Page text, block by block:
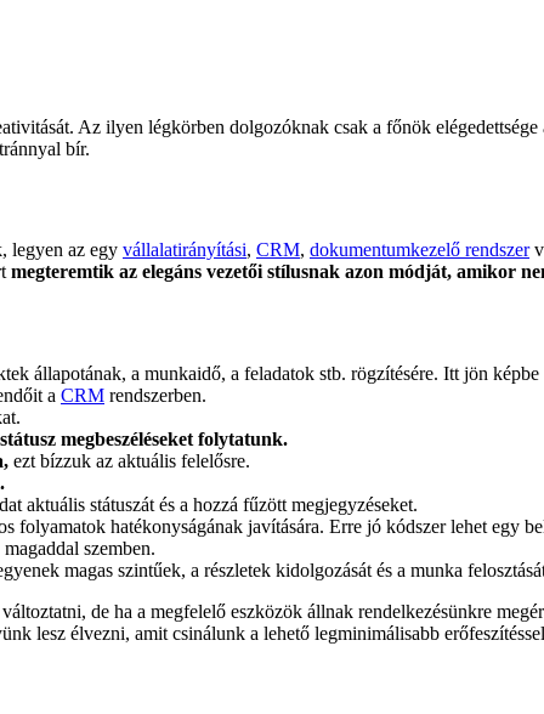
Az ilyen légkörben dolgozóknak csak a főnök
bír.
legyen az egy vállalatirányítási, CRM, dokumentumkezelő rendszer
megteremtik az elegáns vezetői stílusnak azon módját, amikor
állapotának, a munkaidő, a feladatok stb. rögzítésére. Itt jön
a CRM rendszerben.
státusz megbeszéléseket folytatunk.
ezt bízzuk az aktuális felelősre.
aktuális státuszát és a hozzá fűzött megjegyzéseket.
folyamatok hatékonyságának javítására. Erre jó kódszer lehet egy
szemben.
magas szintűek, a részletek kidolgozását és a munka
de ha a megfelelő eszközök állnak rendelkezésünkre
lesz élvezni, amit csinálunk a lehető legminimálisabb